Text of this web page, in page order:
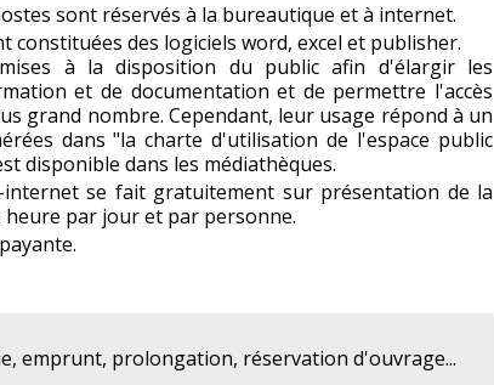
sont réservés à la bureautique et à internet.
constituées des logiciels word, excel et publisher.
à la disposition du public afin d'élargir les
et de documentation et de permettre l'accès
grand nombre. Cependant, leur usage répond à un
dans "la charte d'utilisation de l'espace public
disponible dans les médiathèques.
internet se fait gratuitement sur présentation de la
par jour et par personne.
emprunt, prolongation, réservation d'ouvrage...